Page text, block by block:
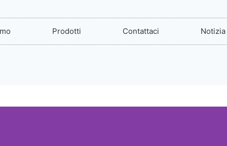
Prodotti Contattaci Notizia